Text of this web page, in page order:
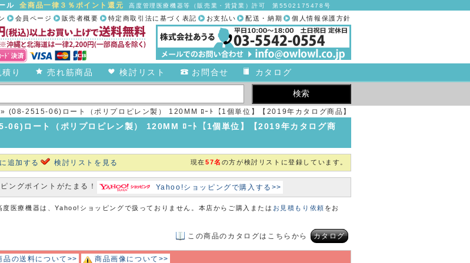
ール全商品一律３％ポイント還元 高度管理医療機器等（販売業・賃貸業）許可 第5502175478号
個人情報保護方針
配送・納期
お支払い
特定商取引法に基づく表記
販売者概要
会員ページ
り 売れ筋商品 検討リスト お問合せ カタログ
» (08-2515-06)ロート（ポリプロピレン製） 120MM ﾛｰﾄ【1個単位】【2019年カタログ商品】
06)ロート（ポリプロピレン製） 120MM ﾛｰﾄ【1個単位】【2019年カタログ商
追加する 検討リストを見る 現在57名 の方が検討リストに登録しています。
ングポイントがたまる！ Yahoo!ショッピングで購入する>>
度医療機器は、Yahoo!ショッピングで扱っておりません。本店からご購入または お見積もり依頼 をお
この商品のカタログはこちらから カタログ
品の送料について>> 商品画像について>>